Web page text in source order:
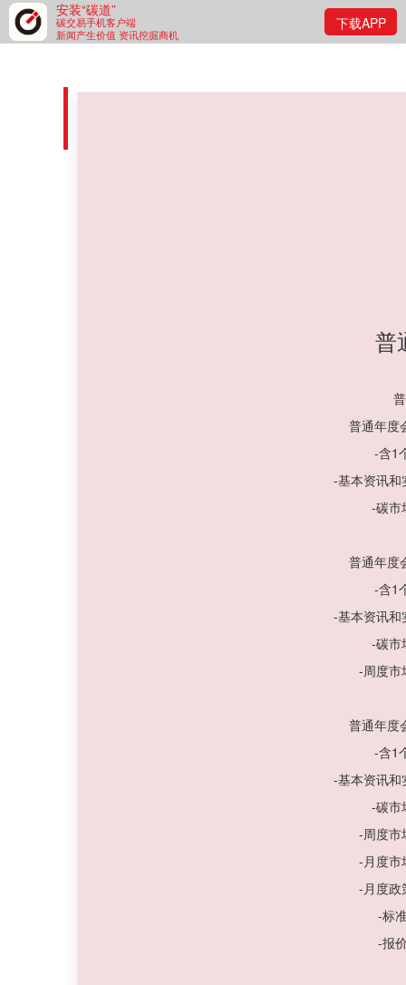
安装“碳道”
碳交易手机客户端
新闻产生价值 资讯挖掘商机
下载APP
普
普通年度
-含1
-基本资讯和
-碳市
普通年度
-含1
-基本资讯和
-碳市
-周度市
普通年度
-含1
-基本资讯和
-碳市
-周度市
-月度市
-月度政
-标
-报